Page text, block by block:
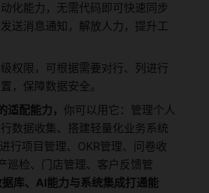
化能力，无需代码即可快速同步
送消息通知，解放人力，提升工
权限，可根据需要对行、列进行
，保障数据安全。
适配能力， 你可以用它：管理个人
数据收集、搭建轻量化业务系统
行项目管理、OKR管理、问卷收
巡检、门店管理、客户反馈管
库、AI能力与系统集成打通能